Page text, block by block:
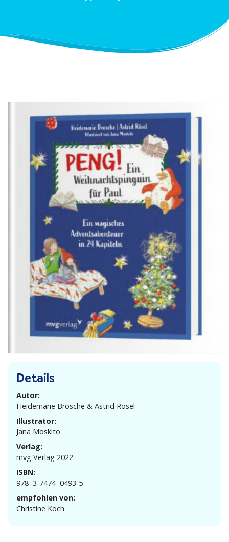
Details
Autor:
Heide­marie Brosche & Astrid Rösel
Illustrator:
Jana Moskito
Verlag:
mvg Verlag 2022
ISBN:
978–3‑7474–0493‑5
empfohlen von:
Christine Koch